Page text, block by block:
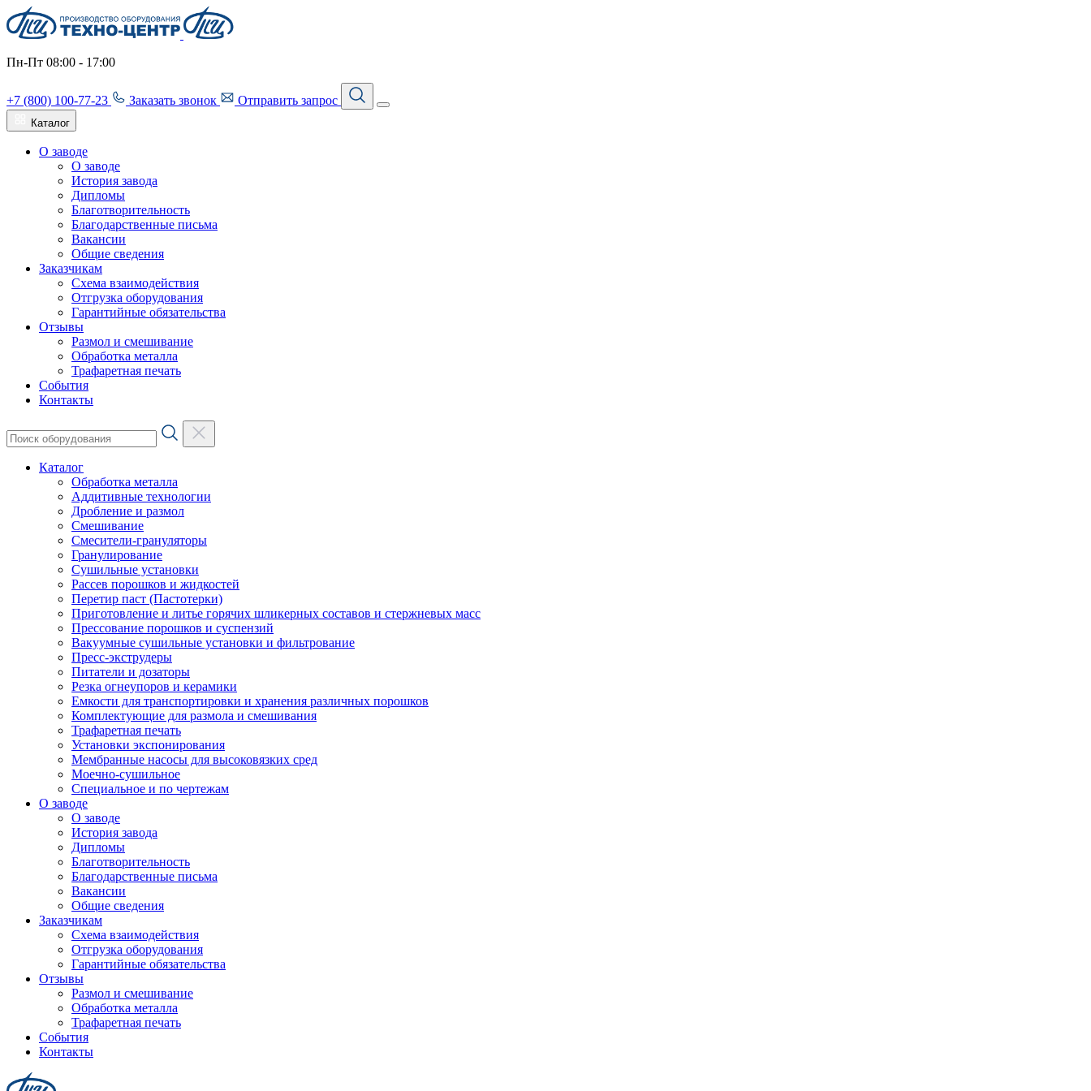
Пн-Пт 08:00 - 17:00
+7 (800) 100-77-23 Заказать звонок Отправить запрос
Каталог
О заводе
О заводе
История завода
Дипломы
Благотворительность
Благодарственные письма
Вакансии
Общие сведения
Заказчикам
Схема взаимодействия
Отгрузка оборудования
Гарантийные обязательства
Отзывы
Размол и смешивание
Обработка металла
Трафаретная печать
События
Контакты
Каталог
Обработка металла
Аддитивные технологии
Дробление и размол
Смешивание
Смесители-грануляторы
Гранулирование
Сушильные установки
Рассев порошков и жидкостей
Перетир паст (Пастотерки)
Приготовление и литье горячих шликерных составов и стержневых масс
Прессование порошков и суспензий
Вакуумные сушильные установки и фильтрование
Пресс-экструдеры
Питатели и дозаторы
Резка огнеупоров и керамики
Емкости для транспортировки и хранения различных порошков
Комплектующие для размола и смешивания
Трафаретная печать
Установки экспонирования
Мембранные насосы для высоковязких сред
Моечно-сушильное
Специальное и по чертежам
О заводе
О заводе
История завода
Дипломы
Благотворительность
Благодарственные письма
Вакансии
Общие сведения
Заказчикам
Схема взаимодействия
Отгрузка оборудования
Гарантийные обязательства
Отзывы
Размол и смешивание
Обработка металла
Трафаретная печать
События
Контакты